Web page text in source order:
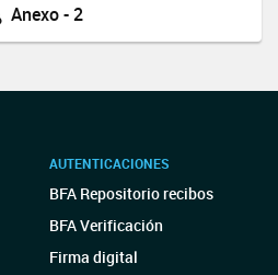
Anexo - 2
AUTENTICACIONES
BFA Repositorio recibos
BFA Verificación
Firma digital